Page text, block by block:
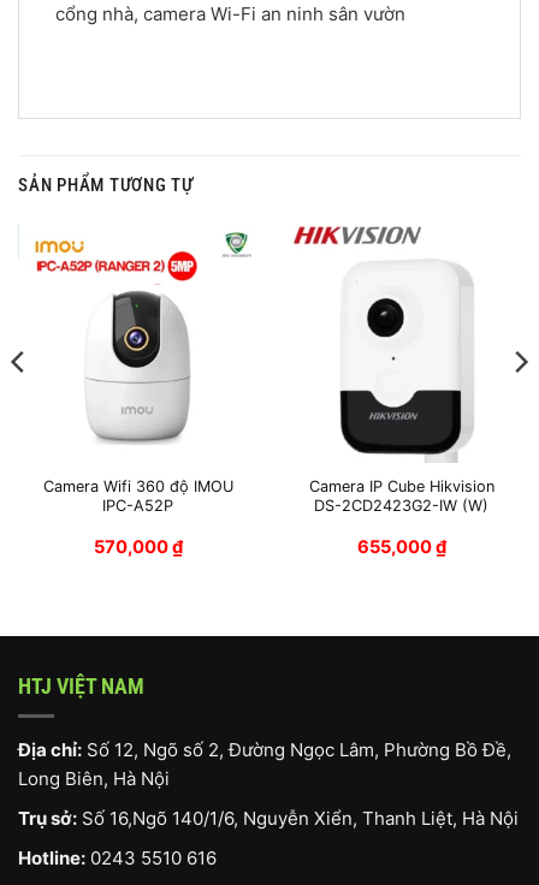
cổng nhà, camera Wi-Fi an ninh sân vườn
SẢN PHẨM TƯƠNG TỰ
Camera Wifi 360 độ IMOU
IPC-A52P
570,000₫
Camera IP Cube Hikvision
DS-2CD2423G2-IW (W)
655,000₫
HTJ VIỆT NAM
Địa chỉ: Số 12, Ngõ số 2, Đường Ngọc Lâm, Phường Bồ Đề,
Long Biên, Hà Nội
Trụ sở: Số 16,Ngõ 140/1/6, Nguyễn Xiển, Thanh Liệt, Hà Nội
Hotline: 0243 5510 616